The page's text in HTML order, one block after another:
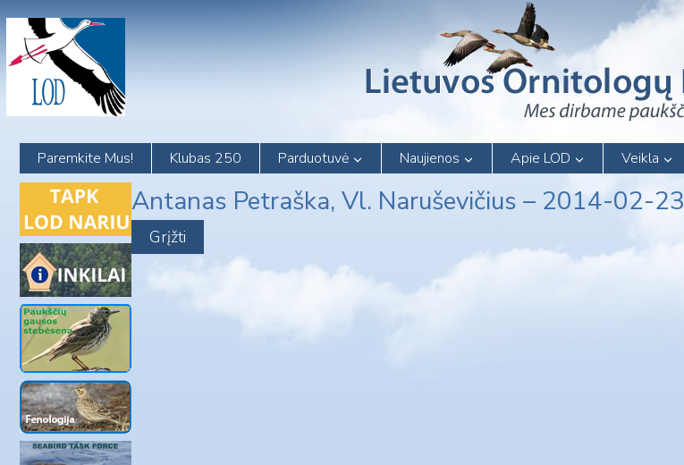
content
Paremkite Mus! Klubas 250 Parduotuvė Naujienos Apie LOD Veikla
Antanas Petraška, Vl. Naruševičius – 2014-02-23